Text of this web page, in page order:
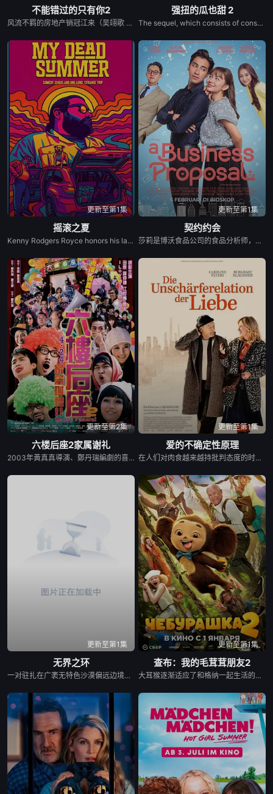
不能错过的只有你2
风流不羁的房地产销冠江来（吴翊歌 饰），为利益化身“深情画家”，步步为营接近倔强女医生李梦（李萌萌 饰）。他算计利益得失，她却赌上了余生信任，他们之间，连错过都像一场预谋。一场以利益为起点的相遇，却让他在这段关系中动了真心，在情感与利益中疯狂撕扯。当真相被揭开时，这场以欺骗开场的相遇，能否在真心面前低头？是选择放手，还是为爱再赌一次？
强扭的瓜也甜 2
The sequel, which consists of consecutive events following the film Gatta Kusthi (2022).
更新至第1集
摇滚之夏
Kenny Rodgers Royce honors his late mother&#39;s legacy by following Dead and Company&#39;s final tour with his film crew, dog Lily Pad, and ex-hippy stepfather-documenting every wild moment along the way for his blog.
更新至第1集
契约约会
莎莉是博沃食品公司的食品分析师，如今陷入财务困境，她答应为挚友雅斯敏牵线搭桥，为她安排相亲。原来，雅斯敏的约会对象是乌塔玛，博沃食品公司的继承人，名声赫赫。乌塔玛本人也是在祖父博沃的坚持下才答应了相亲。乌塔玛要求莎莉继续这场相亲闹剧，以克服艾扬·博沃坚持要撮合的麻烦。现在，莎莉必须设法解决家庭经济问题，隐瞒自己博沃食品公司员工的身份，并成为乌塔玛的约会对象。
更新至第2集
六楼后座2家属谢礼
2003年黃真真導演、鄭丹瑞編劇的喜劇《六樓后座》拍出香港新一代的愛情面面觀，其中「Truth orDare」大膽遊戲更表達時下年青人對於感情所體會的各種形態，創出票房之餘，又引起不俗的回響。2008年，黃真真新作《六樓后座2家屬謝禮》以全新的青春偶像上陣，由江若琳、田原、羅仲謙、鄭融，以及組合農夫、I Love YouBoyz及來自台灣的棒棒堂，以殯儀眾生相為主題及純粹的喜劇手法，去表達年輕人青春活潑的一面。 同樣在六樓后座發生的故事，藝術乞丐 Kay(田原飾)、無腦記者阿之(江若琳飾)、世界仔彭爺(少爺占飾)、電視台傻仔BonBon(Donald飾)與未紅先衰的Hip-hop組合「農夫」(農夫飾)同一屋簷下，除了包租婆Suzy(侯煥玲飾)仍抱有夢想之外，其他年青人只憧談戀愛及搵快錢。一天，這班年青人想出「開心喪禮」的殯儀服務，找來殯儀館一哥萬生 (曾志偉飾)投資，結果誤打誤撞之下，他們找到人生的道理…… 片中女角之一江若琳擺脫玉女形象，角色性格為不拘小節的男仔頭，與羅仲謙飾演的戇直古惑仔為情侶兼有親嘴戲。而農夫以真正的身份，在片中自嘲為一對未被人認識的Hip-hop組合，與首次全隊在大銀幕客串演出的台灣當紅偶像組合棒棒堂，在溜冰場上玩「Truth orDare」，形成莫大的對比。此外，《六樓后座》的林嘉欣、盧巧音、周俊偉和森美也亮相，為這場續作《家屬謝禮》打氣。 導演︰黃真真 Director: Wong Chen Chen 五年前，后座玩 Truth or Dare 玩到通街都係。五年後，誠實大膽巳經 OUT，虛擬 Online 先叫潮；愛情已經 Out，搵錢先係 Yeah； 今日后座除了包租婆 Suzy 仍有夢想、妄想、理想之外，剩下就是一班喪想搵錢的無夢青年： 藝術乞丐 Kay（田原）、無腦記者阿之（江若琳）、走精面之王彭爺（阿占）、電視台傻仔 Bon Bon（Donald）、未紅先衰的hip hop組合「農夫」（農夫）及戇直古惑仔羅仲謙。搵錢最緊要係橋。眾人以錢為首，千橋我有。大無畏！無所謂！我們有的是青春與百無禁忌！賣屎賣命賣生賣死賣友求榮，年青人，賺了一屁股傷痕！ 最後…殯儀館一哥萬生 (曾志偉) 與 Susy 出場夾手夾腳教大家點樣賺大錢…
更新至第1集
爱的不确定性原理
在人们对肉食越来越持批判态度的时代，做一名屠夫并不容易。如果你还是一个敏感的音乐爱好者和知识分子，在这个行业里则更加艰难，这就是寡言少语的亚历山大（布尔格哈特·克劳斯纳 饰）的遭遇，他给自己制定了严格的规则，以便让自己的生活有所支撑。有一天，一个女人向他搭讪，她叫格雷塔（卡罗琳·彼得斯 饰）。她是混乱的、邋遢的、狂野的——简直是不可预测的。她对真相也不太在意。两个人再也没有比这更不同了。两个碰撞、相互吸引、相互排斥的粒子，一段细腻的爱情故事开始展开。格雷塔全身心地投入，而亚历山大则保持着克制甚至抵触。他从来没有想过自己会遇到这样的事情……
更新至第1集
无界之环
一对驻扎在广袤无特色沙漠偏远边境的敌军士兵在忘记边境的哪一边是哪一边后，陷入了深深的迷失方向状态。当他们努力应对自己的身份、忠诚和荒谬的处境时，他们的孤立慢慢让位于一场深不可测的噩梦，这将模糊朋友和敌人之间的界限。
更新至第1集
查布：我的毛茸茸朋友2
大耳猴逐渐适应了和格纳一起生活的日子，在日常相处中，他展现出越来越强的独立意识，也会像所有成长中的孩子一样，时不时闹出些调皮捣蛋的小状况。一人一猴的小镇生活平静又幸福，充满了细碎的欢乐与温暖。直到一场非同寻常的意外事件突然降临，彻底打破了他们安稳的日常，也让所有人的生活轨迹发生了翻天覆地的变化，一场全新的冒险就此拉开序幕。